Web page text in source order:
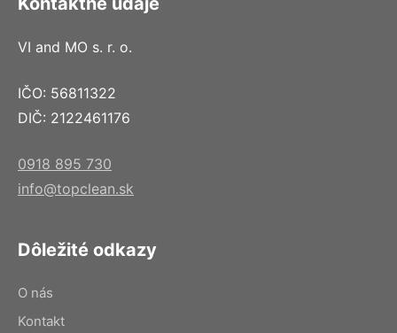
VI and MO s. r. o.
IČO: 56811322
DIČ: 2122461176
0918 895 730
info@topclean.sk
Dôležité odkazy
O nás
Kontakt